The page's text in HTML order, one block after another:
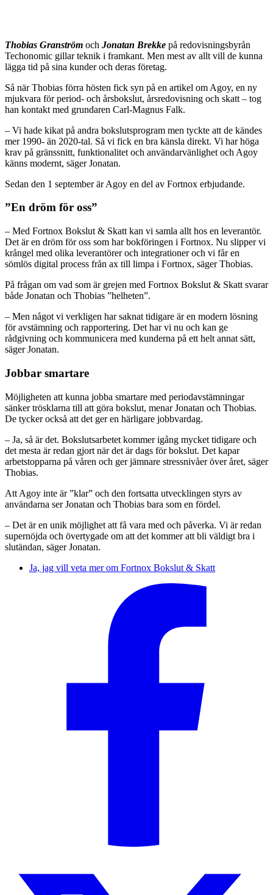
Thobias Granström och Jonatan Brekke på redovisningsbyrån
Techonomic gillar teknik i framkant. Men mest av allt vill de kunna
lägga tid på sina kunder och deras företag.
Så när Thobias förra hösten fick syn på en artikel om Agoy, en ny
mjukvara för period- och årsbokslut, årsredovisning och skatt – tog
han kontakt med grundaren Carl-Magnus Falk.
– Vi hade kikat på andra bokslutsprogram men tyckte att de kändes
mer 1990- än 2020-tal. Så vi fick en bra känsla direkt. Vi har höga
krav på gränssnitt, funktionalitet och användarvänlighet och Agoy
känns modernt, säger Jonatan.
Sedan den 1 september är Agoy en del av Fortnox erbjudande.
”En dröm för oss”
– Med Fortnox Bokslut & Skatt kan vi samla allt hos en leverantör.
Det är en dröm för oss som har bokföringen i Fortnox. Nu slipper vi
krångel med olika leverantörer och integrationer och vi får en
sömlös digital process från ax till limpa i Fortnox, säger Thobias.
På frågan om vad som är grejen med Fortnox Bokslut & Skatt svarar
både Jonatan och Thobias ”helheten”.
– Men något vi verkligen har saknat tidigare är en modern lösning
för avstämning och rapportering. Det har vi nu och kan ge
rådgivning och kommunicera med kunderna på ett helt annat sätt,
säger Jonatan.
Jobbar smartare
Möjligheten att kunna jobba smartare med periodavstämningar
sänker trösklarna till att göra bokslut, menar Jonatan och Thobias.
De tycker också att det ger en härligare jobbvardag.
– Ja, så är det. Bokslutsarbetet kommer igång mycket tidigare och
det mesta är redan gjort när det är dags för bokslut. Det kapar
arbetstopparna på våren och ger jämnare stressnivåer över året, säger
Thobias.
Att Agoy inte är ”klar” och den fortsatta utvecklingen styrs av
användarna ser Jonatan och Thobias bara som en fördel.
– Det är en unik möjlighet att få vara med och påverka. Vi är redan
supernöjda och övertygade om att det kommer att bli väldigt bra i
slutändan, säger Jonatan.
Ja, jag vill veta mer om Fortnox Bokslut & Skatt